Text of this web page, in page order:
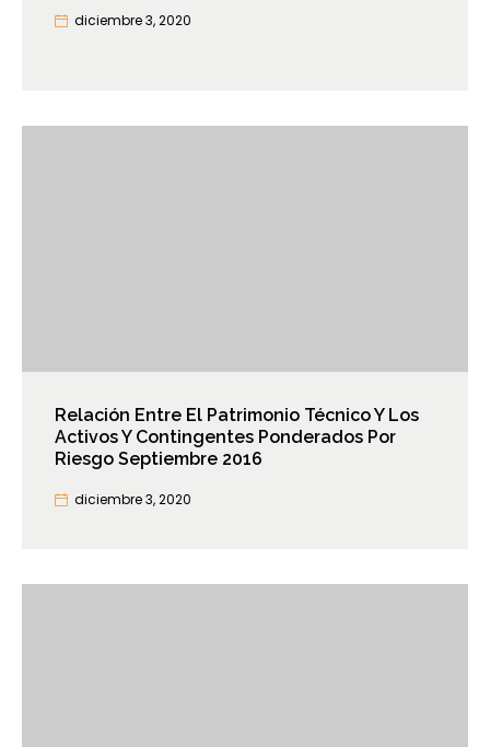
diciembre 3, 2020
Relación Entre El Patrimonio Técnico Y Los
Activos Y Contingentes Ponderados Por
Riesgo Septiembre 2016
diciembre 3, 2020